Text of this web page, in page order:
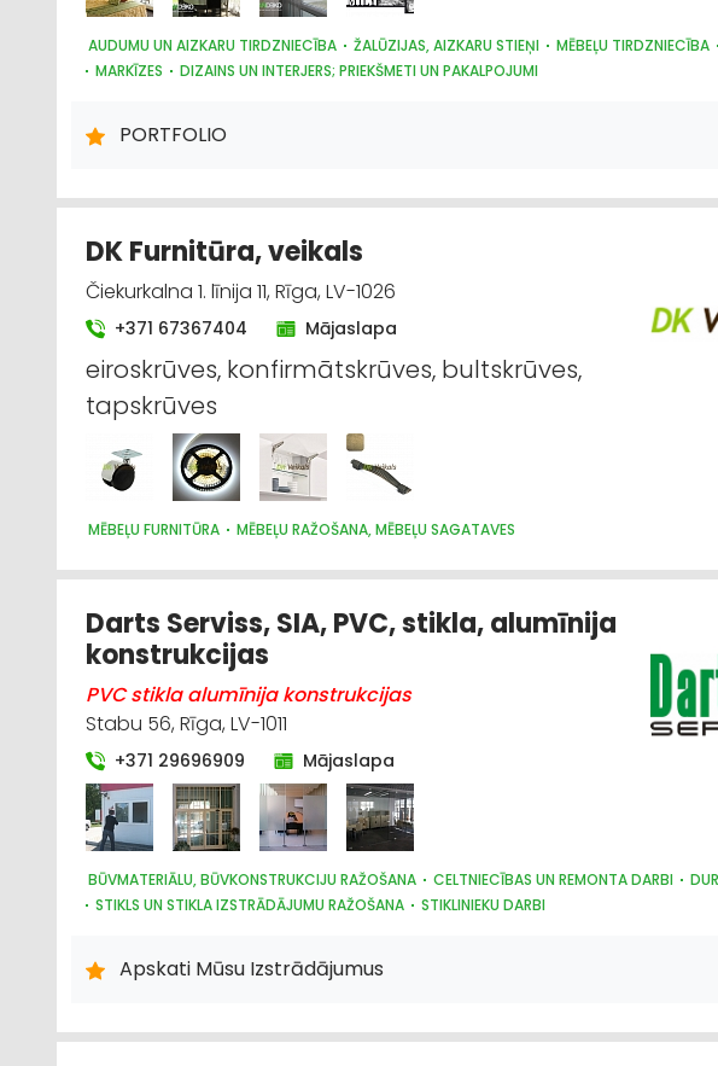
AUDUMU UN AIZKARU TIRDZNIECĪBA ŽALŪZIJAS, AIZKARU STIEŅI
MĒBEĻU TIRDZNIECĪBA
MARKĪZES
DIZAINS UN INTERJERS; PRIEKŠMETI UN PAKALPOJUMI
PORTFOLIO
DK Furnitūra, veikals
Čiekurkalna 1. līnija 11, Rīga, LV-1026
+371 67367404 Mājaslapa
eiroskrūves, konfirmātskrūves, bultskrūves,
tapskrūves
MĒBEĻU FURNITŪRA MĒBEĻU RAŽOŠANA, MĒBEĻU SAGATAVES
Darts Serviss, SIA, PVC, stikla, alumīnija
konstrukcijas
PVC stikla alumīnija konstrukcijas
Stabu 56, Rīga, LV-1011
+371 29696909 Mājaslapa
BŪVMATERIĀLU, BŪVKONSTRUKCIJU RAŽOŠANA CELTNIECĪBAS UN REMONTA DARBI
STIKLS UN STIKLA IZSTRĀDĀJUMU RAŽOŠANA
STIKLINIEKU DARBI
Apskati Mūsu Izstrādājumus